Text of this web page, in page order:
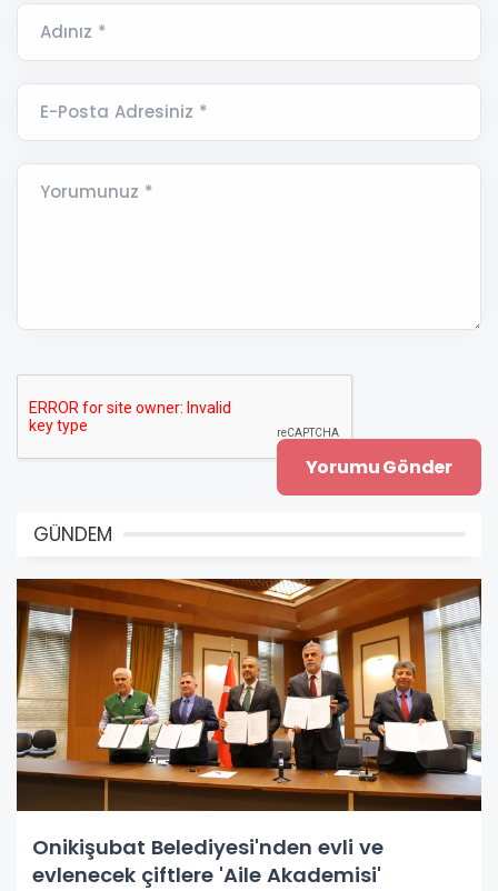
Adınız *
E-Posta Adresiniz *
Yorumunuz *
GÜNDEM
Onikişubat Belediyesi'nden evli ve
evlenecek çiftlere 'Aile Akademisi'